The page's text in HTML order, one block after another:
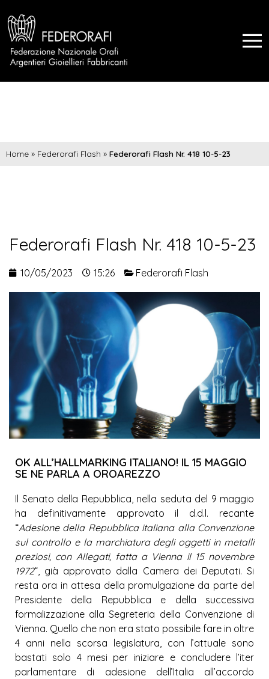
Home » Federorafi Flash » Federorafi Flash Nr. 418 10-5-23
Federorafi Flash Nr. 418 10-5-23
10/05/2023 15:26 Federorafi Flash
OK ALL’HALLMARKING ITALIANO! IL 15 MAGGIO
SE NE PARLA A OROAREZZO
Il Senato della Repubblica, nella seduta del 9 maggio
ha definitivamente approvato il d.d.l. recante
“Adesione della Repubblica italiana alla Convenzione
sul controllo e la marchiatura degli oggetti in metalli
preziosi, con Allegati, fatta a Vienna il 15 novembre
1972“, già approvato dalla Camera dei Deputati. Si
resta ora in attesa della promulgazione da parte del
Presidente della Repubblica e della successiva
formalizzazione alla Segreteria della Convenzione di
Vienna. Quello che non era stato possibile fare in oltre
4 anni nella scorsa legislatura, con l’attuale sono
bastati solo 4 mesi per iniziare e concludere l’iter
parlamentare di adesione dell’Italia all’accordo